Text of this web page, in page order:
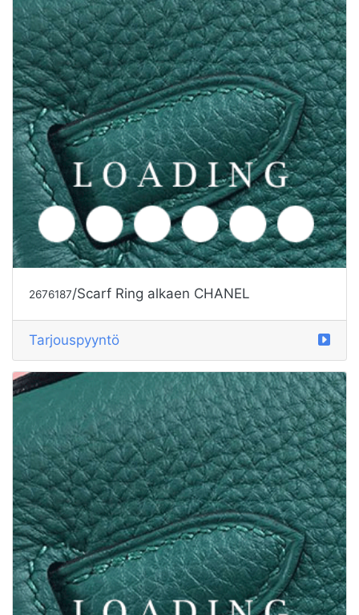
2676187/Scarf Ring alkaen CHANEL
Tarjouspyyntö